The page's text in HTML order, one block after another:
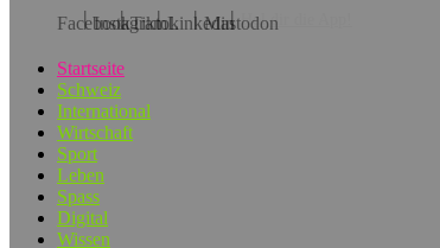
Hol dir die App!
Startseite
Schweiz
International
Wirtschaft
Sport
Leben
Spass
Digital
Wissen